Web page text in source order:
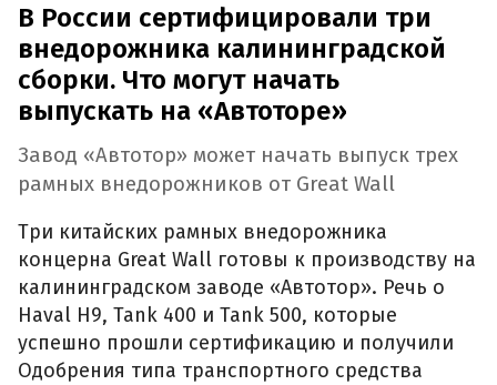
В России сертифицировали три
внедорожника калининградской
сборки. Что могут начать
выпускать на «Автоторе»
Завод «Автотор» может начать выпуск трех
рамных внедорожников от Great Wall
Три китайских рамных внедорожника
концерна Great Wall готовы к производству на
калининградском заводе «Автотор». Речь о
Haval H9, Tank 400 и Tank 500, которые
успешно прошли сертификацию и получили
Одобрения типа транспортного средства